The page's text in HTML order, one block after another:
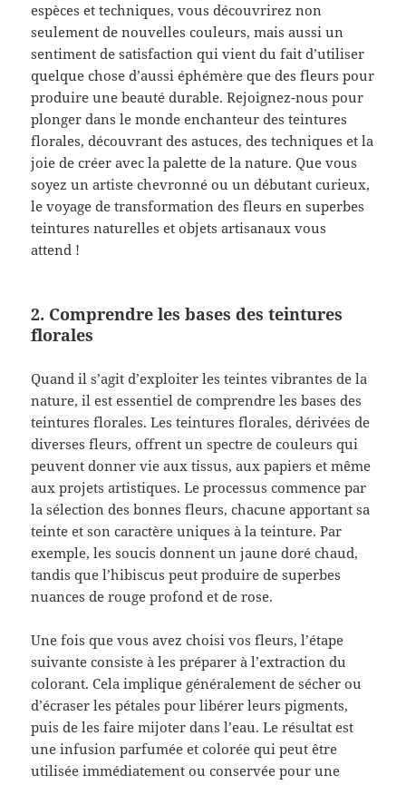
espèces et techniques, vous découvrirez non
seulement de nouvelles couleurs, mais aussi un
sentiment de satisfaction qui vient du fait d’utiliser
quelque chose d’aussi éphémère que des fleurs pour
produire une beauté durable. Rejoignez-nous pour
plonger dans le monde enchanteur des teintures
florales, découvrant des astuces, des techniques et la
joie de créer avec la palette de la nature. Que vous
soyez un artiste chevronné ou un débutant curieux,
le voyage de transformation des fleurs en superbes
teintures naturelles et objets artisanaux vous
attend !
2. Comprendre les bases des teintures
florales
Quand il s’agit d’exploiter les teintes vibrantes de la
nature, il est essentiel de comprendre les bases des
teintures florales. Les teintures florales, dérivées de
diverses fleurs, offrent un spectre de couleurs qui
peuvent donner vie aux tissus, aux papiers et même
aux projets artistiques. Le processus commence par
la sélection des bonnes fleurs, chacune apportant sa
teinte et son caractère uniques à la teinture. Par
exemple, les soucis donnent un jaune doré chaud,
tandis que l’hibiscus peut produire de superbes
nuances de rouge profond et de rose.
Une fois que vous avez choisi vos fleurs, l’étape
suivante consiste à les préparer à l’extraction du
colorant. Cela implique généralement de sécher ou
d’écraser les pétales pour libérer leurs pigments,
puis de les faire mijoter dans l’eau. Le résultat est
une infusion parfumée et colorée qui peut être
utilisée immédiatement ou conservée pour une